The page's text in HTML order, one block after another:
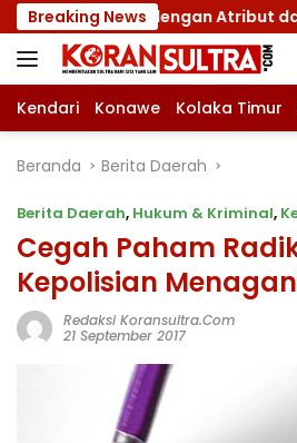
Langsung
ke
konten
Breaking News
XII dengan Atribut dan
Kendari Konawe Kolaka Timur
Beranda Berita Daerah
Berita Daerah, Hukum & Kriminal,
Cegah Paham
Kepolisian
Redaksi Koransultra.com
21 September 2017